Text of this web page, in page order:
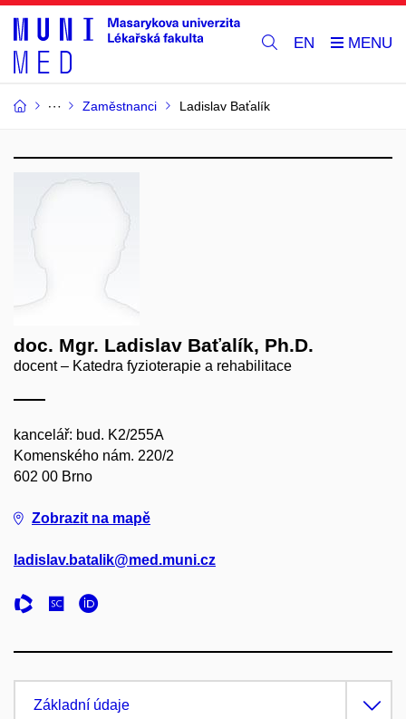
EN
Zaměstnanci Ladislav Baťalík
doc. Mgr. Ladislav Baťalík, Ph.D.
docent – Katedra fyzioterapie a rehabilitace
kancelář: bud. K2/255A
Komenského nám. 220/2
602 00 Brno
Zobrazit na mapě
ladislav.batalik@med.muni.cz
Základní údaje